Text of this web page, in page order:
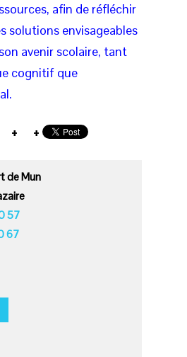
afin de réfléchir
solutions envisageables
avenir scolaire, tant
cognitif que
de Mun
57
67